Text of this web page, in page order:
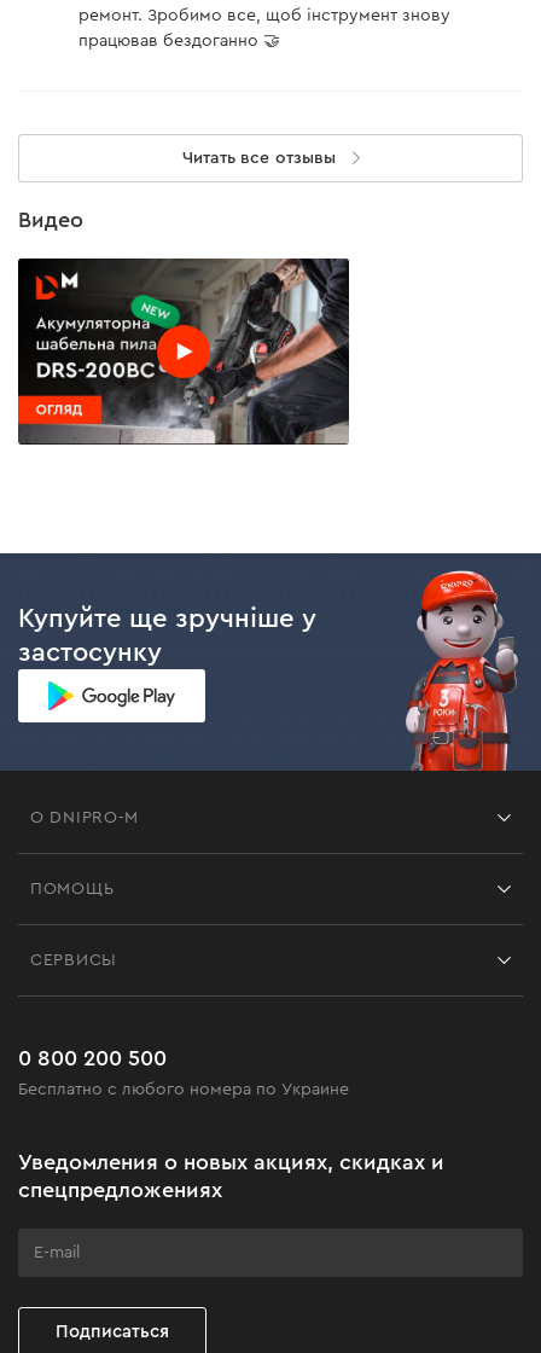
ремонт. Зробимо все, щоб інструмент знову
працював бездоганно 🤝
Читать все отзывы
Видео
Купуйте ще зручніше у
застосунку
О DNIPRO-M
Черная пятница
Клуб мастерства
ПОМОЩЬ
Часто задаваемые вопросы
СЕРВИСЫ
0 800 200 500
Бесплатно с любого номера по Украине
Уведомления о новых акциях, скидках и
спецпредложениях
Подписаться